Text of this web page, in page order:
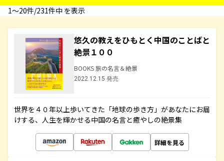
1〜20件/231件中 を表示
悠久の教えをひもとく中国のことばと
絶景１００
BOOKS 旅の名言＆絶景
2022.12.15 発売
世界を４０年以上歩いてきた「地球の歩き方」があなたにお届
けする、人生を輝かせる中国の名言と癒やしの絶景集
詳細を見る